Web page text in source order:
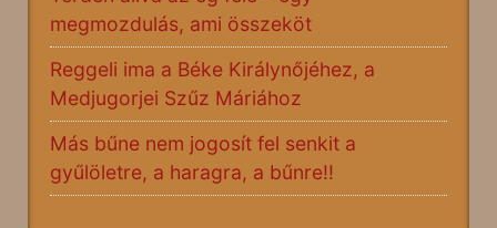
megmozdulás, ami összeköt
Reggeli ima a Béke Királynőjéhez, a
Medjugorjei Szűz Máriához
Más bűne nem jogosít fel senkit a
gyűlöletre, a haragra, a bűnre!!